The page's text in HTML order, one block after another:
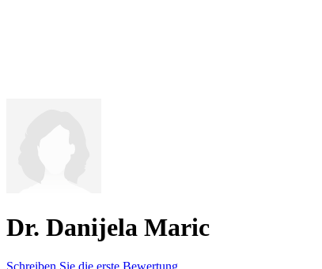
Dr. Danijela Maric
Schreiben Sie die erste Bewertung